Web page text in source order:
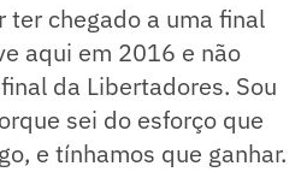
ter chegado a uma final
aqui em 2016 e não
da Libertadores. Sou
sei do esforço que
e tínhamos que ganhar.